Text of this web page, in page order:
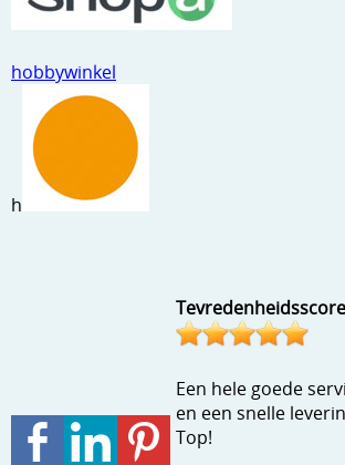
Template, mask, stencils, grids
Wat nog, een creatief kijkje
hobbywinkel
h
Een hele goede
en een snelle
Top!